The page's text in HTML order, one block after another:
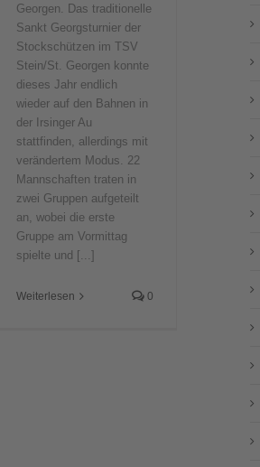
Georgen. Das traditionelle
Sankt Georgsturnier der
Stockschützen im TSV
Stein/St. Georgen konnte
dieses Jahr endlich
wieder auf den Bahnen in
der Irsinger Au
stattfinden, allerdings mit
verändertem Modus. 22
Mannschaften traten in
zwei Gruppen aufgeteilt
an, wobei die erste
Gruppe am Vormittag
spielte und [...]
Weiterlesen 0